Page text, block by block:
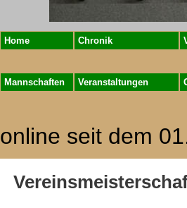
Home Chronik
Mannschaften Veranstaltungen
online seit dem